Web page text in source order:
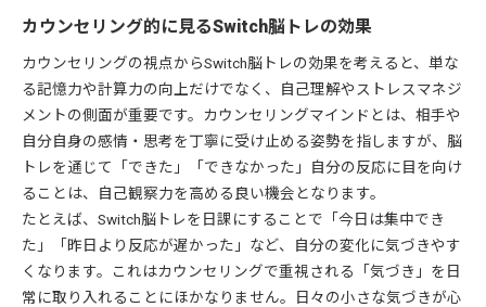
カウンセリング的に見るSwitch脳トレの効果
カウンセリングの視点からSwitch脳トレの効果を考えると、単な
る記憶力や計算力の向上だけでなく、自己理解やストレスマネジ
メントの側面が重要です。カウンセリングマインドとは、相手や
自分自身の感情・思考を丁寧に受け止める姿勢を指しますが、脳
トレを通じて「できた」「できなかった」自分の反応に目を向け
ることは、自己観察力を高める良い機会となります。
たとえば、Switch脳トレを日課にすることで「今日は集中でき
た」「昨日より反応が遅かった」など、自分の変化に気づきやす
くなります。これはカウンセリングで重視される「気づき」を日
常に取り入れることにほかなりません。日々の小さな気づきが心